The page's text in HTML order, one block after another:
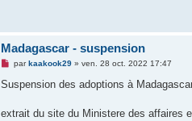
n
n
u
Madagascar - suspension
M
s
g
parkaakook29» ven. 28 oct. 2022 17:47
Suspension des adoptions à
extrait du site du Ministere des affaires